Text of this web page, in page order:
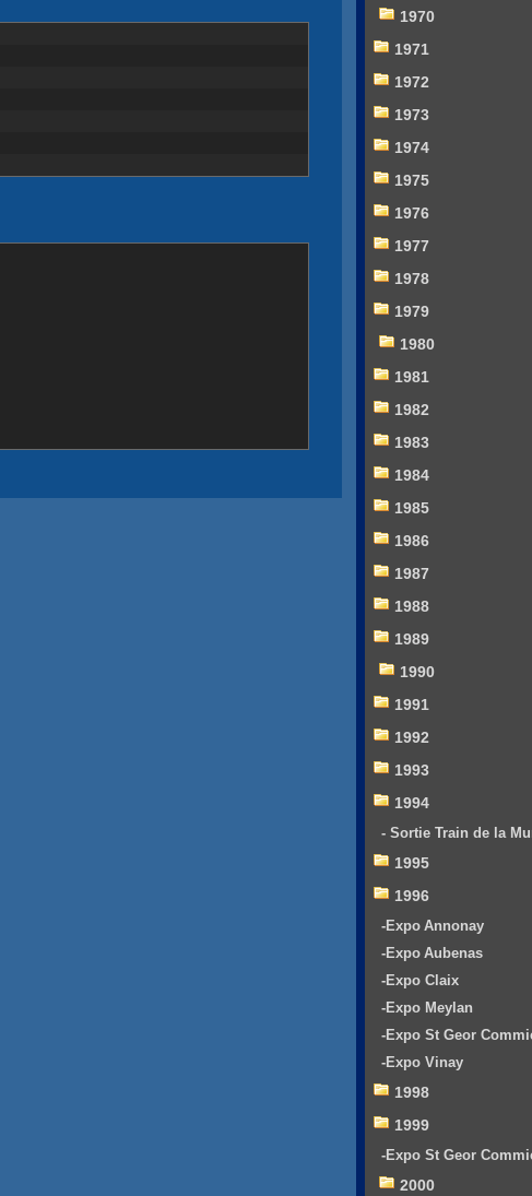
1970
1971
1972
1973
1974
1975
1976
1977
1978
1979
1980
1981
1982
1983
1984
1985
1986
1987
1988
1989
1990
1991
1992
1993
1994
- Sortie Train de la
1995
1996
-Expo Annonay
-Expo Aubenas
-Expo Claix
-Expo Meylan
-Expo St Geor
-Expo Vinay
1998
1999
-Expo St Geor
2000